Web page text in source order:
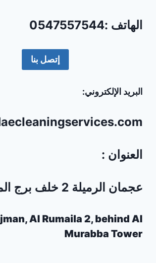
الهاتف :0547557544
إتصل بنا
البريد الإلكتروني:
العنوان :
عجمان الرميلة 2 خلف برج المربعة
Al Rumaila 2, behind Al
Murabba Tower